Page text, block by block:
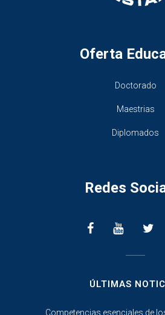
Oferta
Doctorado
Maestrias
Diplomados
Redes
ÚLTIMAS
Competencias esenciales de